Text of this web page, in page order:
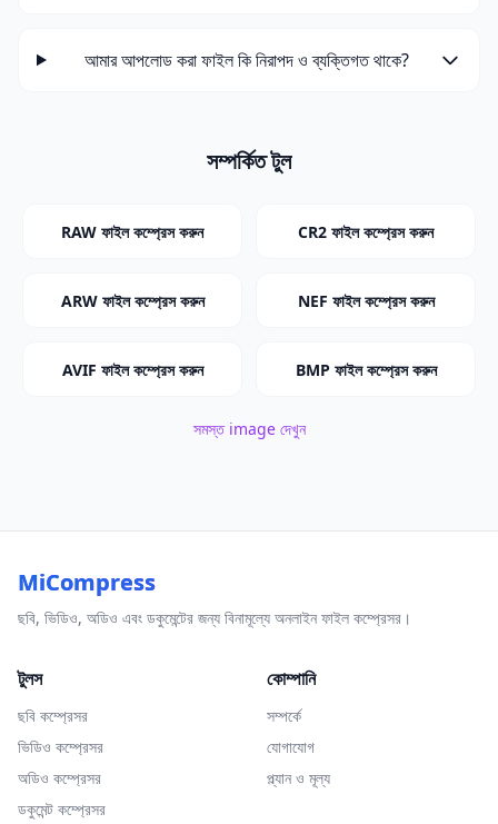
আমার আপলোড করা ফাইল কি নিরাপদ ও ব্যক্তিগত থাকে?
সম্পর্কিত টুল
RAW ফাইল কম্প্রেস করুন CR2 ফাইল কম্প্রেস করুন
ARW ফাইল কম্প্রেস করুন NEF ফাইল কম্প্রেস করুন
AVIF ফাইল কম্প্রেস করুন BMP ফাইল কম্প্রেস করুন
সমস্ত image দেখুন
MiCompress
ছবি, ভিডিও, অডিও এবং ডকুমেন্টের জন্য বিনামূল্যে অনলাইন ফাইল কম্প্রেসর।
টুলস
ছবি কম্প্রেসর
ভিডিও কম্প্রেসর
অডিও কম্প্রেসর
ডকুমেন্ট কম্প্রেসর
কোম্পানি
সম্পর্কে
যোগাযোগ
প্ল্যান ও মূল্য